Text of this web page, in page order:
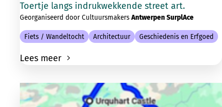
Toertje langs indrukwekkende street art.
Georganiseerd door CultuursmakersAntwerpen SurplAce
Fiets / Wandeltocht Architectuur Geschiedenis en Erfgoed
Lees meer